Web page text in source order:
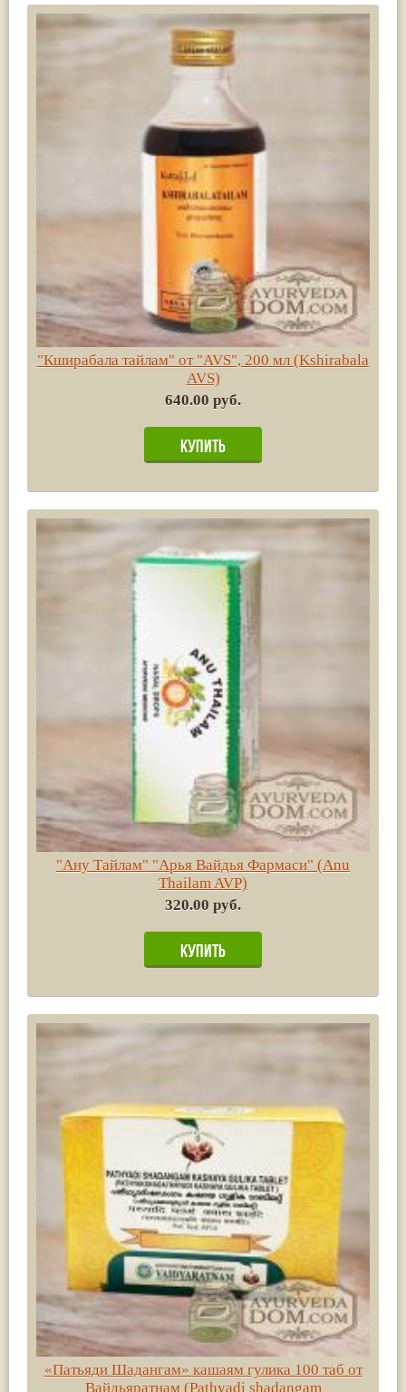
"Кширабала тайлам" от "AVS", 200 мл (Kshirabala
AVS)
640.00 руб.
"Ану Тайлам" "Арья Вайдья Фармаси" (Anu
Thailam AVP)
320.00 руб.
«Патьяди Шадангам» кашаям гулика 100 таб от
Вайдьяратнам (Pathyadi shadangam